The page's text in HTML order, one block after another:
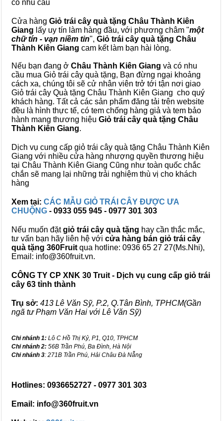
có nhu cầu
Cửa hàng Giỏ trái cây quà tặng Châu Thành Kiên
Giang lấy uy tín làm hàng đầu, với phương châm "một
chữ tín - vạn niềm tin", Giỏ trái cây quà tặng Châu
Thành Kiên Giang cam kết làm bạn hài lòng.
Nếu bạn đang ở Châu Thành Kiên Giang và có nhu
cầu mua Giỏ trái cây quà tặng, Bạn đừng ngại khoảng
cách xa, chúng tôi sẽ cử nhân viên trở tới tận nơi giao
Giỏ trái cây Quà tặng Châu Thành Kiên Giang cho quý
khách hàng. Tất cả các sản phẩm đăng tải trên website
đều là hình thực tế, có tem chống hàng giả và tem bảo
hành mang thương hiệu Giỏ trái cây quà tặng Châu
Thành Kiên Giang.
Dịch vụ cung cấp giỏ trái cây quà tặng Châu Thành Kiên
Giang với nhiều cửa hàng nhượng quyền thương hiệu
tại Châu Thành Kiên Giang Cũng như toàn quốc chắc
chắn sẽ mang lại những trải nghiệm thù vị cho khách
hàng
Xem tại: CÁC MẪU GIỎ TRÁI CÂY ĐƯỢC ƯA
CHUỘNG - 0933 055 945 - 0977 301 303
Nếu muốn đặtgiỏ trái cây quà tặng hay cần thắc mắc,
tư vấn bạn hãy liên hệ với cửa hàng bán giỏ trái cây
quà tặng 360Fruit qua hotline: 0936 65 27 27(Ms.Nhi),
Email: info@360fruit.vn.
CÔNG TY CP XNK 30 Truit - Dịch vụ cung cấp giỏ trái
cây 63 tỉnh thành
Trụ sở: 413 Lê Văn Sỹ, P.2, Q.Tân Bình, TPHCM(Gần
ngã tư Phạm Văn Hai với Lê Văn Sỹ)
Chi nhánh 1: Lô C Hồ Thị Kỷ, P1, Q10, TPHCM
Chi nhánh 2: 56B Trần Phú, Ba Đình, Hà Nội
Chi nhánh 3: 271B Trần Phú, Hải Châu Đà Nẵng
Hotlines: 0936652727 - 0977 301 303
Email: info@360fruit.vn